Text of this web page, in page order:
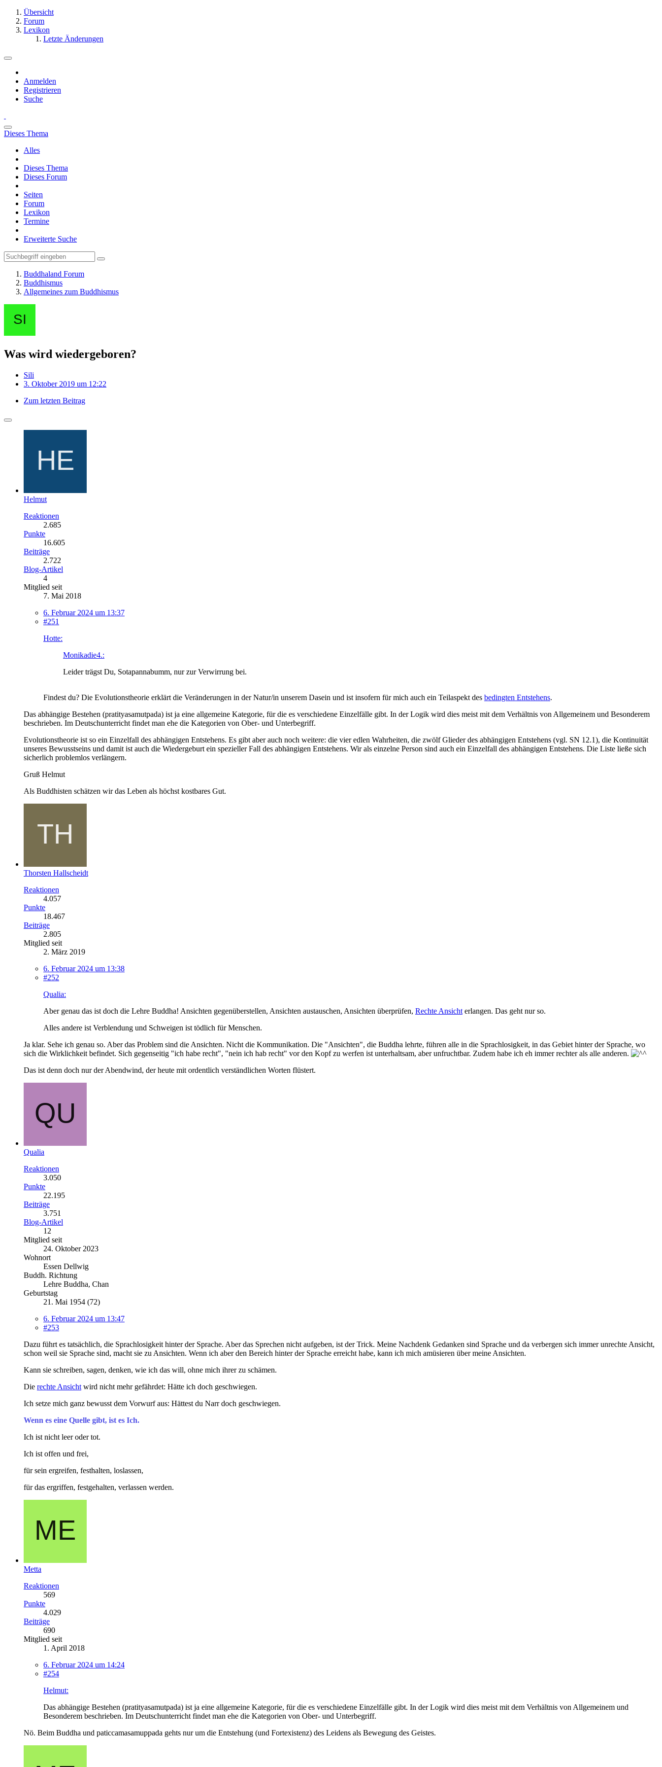
Übersicht
Forum
Lexikon
Letzte Änderungen
Anmelden
Registrieren
Suche
Dieses Thema
Alles
Dieses Thema
Dieses Forum
Seiten
Forum
Lexikon
Termine
Erweiterte Suche
Buddhaland Forum
Buddhismus
Allgemeines zum Buddhismus
Was wird wiedergeboren?
Sili
3. Oktober 2019 um 12:22
Zum letzten Beitrag
Helmut
Reaktionen
2.685
Punkte
16.605
Beiträge
2.722
Blog-Artikel
4
Mitglied seit
7. Mai 2018
6. Februar 2024 um 13:37
#251
Hotte:
Monikadie4.:
Leider trägst Du, Sotapannabumm, nur zur Verwirrung bei.
Findest du? Die Evolutionstheorie erklärt die Veränderungen in der Natur/in unserem Dasein und ist insofern für mich auch ein Teilaspekt des bedingten Entstehens.
Das abhängige Bestehen (pratityasamutpada) ist ja eine allgemeine Kategorie, für die es verschiedene Einzelfälle gibt. In der Logik wird dies meist mit dem Verhältnis von Allgemeinem und Besonderem
beschrieben. Im Deutschunterricht findet man ehe die Kategorien von Ober- und Unterbegriff.
Evolutionstheorie ist so ein Einzelfall des abhängigen Entstehens. Es gibt aber auch noch weitere: die vier edlen Wahrheiten, die zwölf Glieder des abhängigen Entstehens (vgl. SN 12.1), die Kontinuität
unseres Bewusstseins und damit ist auch die Wiedergeburt ein spezieller Fall des abhängigen Entstehens. Wir als einzelne Person sind auch ein Einzelfall des abhängigen Entstehens. Die Liste ließe sich
sicherlich problemlos verlängern.
Gruß Helmut
Als Buddhisten schätzen wir das Leben als höchst kostbares Gut.
Thorsten Hallscheidt
Reaktionen
4.057
Punkte
18.467
Beiträge
2.805
Mitglied seit
2. März 2019
6. Februar 2024 um 13:38
#252
Qualia:
Aber genau das ist doch die Lehre Buddha! Ansichten gegenüberstellen, Ansichten austauschen, Ansichten überprüfen, Rechte Ansicht erlangen. Das geht nur so.
Alles andere ist Verblendung und Schweigen ist tödlich für Menschen.
Ja klar. Sehe ich genau so. Aber das Problem sind die Ansichten. Nicht die Kommunikation. Die "Ansichten", die Buddha lehrte, führen alle in die Sprachlosigkeit, in das Gebiet hinter der Sprache, wo
sich die Wirklichkeit befindet. Sich gegenseitig "ich habe recht", "nein ich hab recht" vor den Kopf zu werfen ist unterhaltsam, aber unfruchtbar. Zudem habe ich eh immer rechter als alle anderen.
Das ist denn doch nur der Abendwind, der heute mit ordentlich verständlichen Worten flüstert.
Qualia
Reaktionen
3.050
Punkte
22.195
Beiträge
3.751
Blog-Artikel
12
Mitglied seit
24. Oktober 2023
Wohnort
Essen Dellwig
Buddh. Richtung
Lehre Buddha, Chan
Geburtstag
21. Mai 1954 (72)
6. Februar 2024 um 13:47
#253
Dazu führt es tatsächlich, die Sprachlosigkeit hinter der Sprache. Aber das Sprechen nicht aufgeben, ist der Trick. Meine Nachdenk Gedanken sind Sprache und da verbergen sich immer unrechte Ansicht,
schon weil sie Sprache sind, macht sie zu Ansichten. Wenn ich aber den Bereich hinter der Sprache erreicht habe, kann ich mich amüsieren über meine Ansichten.
Kann sie schreiben, sagen, denken, wie ich das will, ohne mich ihrer zu schämen.
Die rechte Ansicht wird nicht mehr gefährdet: Hätte ich doch geschwiegen.
Ich setze mich ganz bewusst dem Vorwurf aus: Hättest du Narr doch geschwiegen.
Wenn es eine Quelle gibt, ist es Ich.
Ich ist nicht leer oder tot.
Ich ist offen und frei,
für sein ergreifen, festhalten, loslassen,
für das ergriffen, festgehalten, verlassen werden.
Metta
Reaktionen
569
Punkte
4.029
Beiträge
690
Mitglied seit
1. April 2018
6. Februar 2024 um 14:24
#254
Helmut:
Das abhängige Bestehen (pratityasamutpada) ist ja eine allgemeine Kategorie, für die es verschiedene Einzelfälle gibt. In der Logik wird dies meist mit dem Verhältnis von Allgemeinem und
Besonderem beschrieben. Im Deutschunterricht findet man ehe die Kategorien von Ober- und Unterbegriff.
Nö. Beim Buddha und paticcamasamuppada gehts nur um die Entstehung (und Fortexistenz) des Leidens als Bewegung des Geistes.